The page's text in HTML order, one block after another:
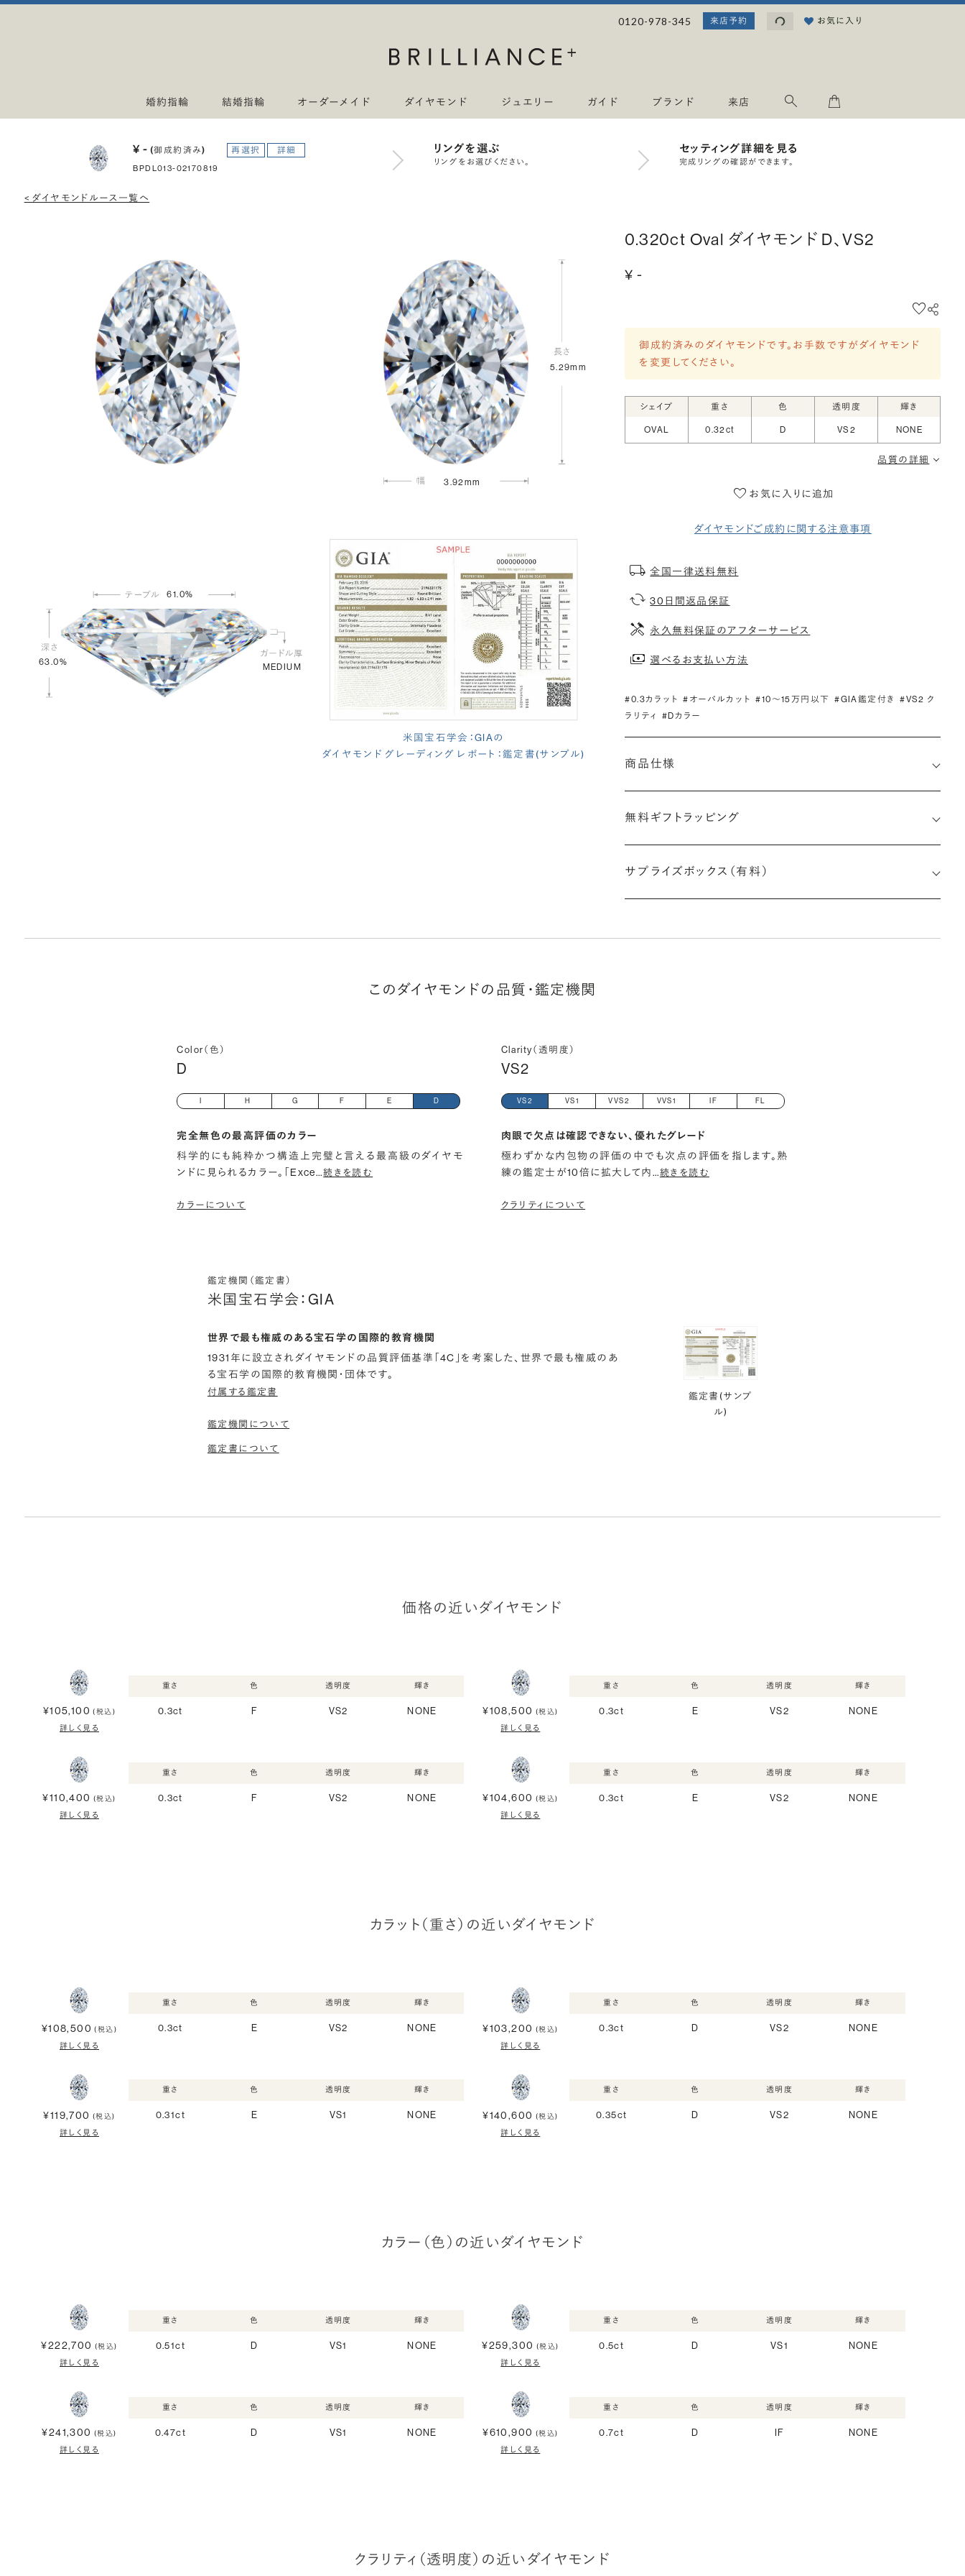
0120-978-345 来店予約 読み込み中...お気に入り
婚約指輪 結婚指輪 オーダーメイド ダイヤモンド ジュエリー ガイド ブランド 来店
¥ -(御成約済み) 再選択 詳細
BPDL013-02170819
リングを選ぶ
リングをお選びください。
セッティング詳細を見る
完成リングの確認ができます。
< ダイヤモンドルース一覧へ
5.29mm
3.92mm
63.0%
61.0%
MEDIUM
米国宝石学会：GIAの
ダイヤモンド グレーディング レポート：鑑定書(サンプル)
0.320ct Oval ダイヤモンド D、VS2
¥ -
御成約済みのダイヤモンドです。お手数ですがダイヤモンド
を変更してください。
シェイプ 重さ 色 透明度 輝き
OVAL 0.32ct D VS2 NONE
品質の詳細
お気に入りに追加
ダイヤモンドご成約に関する注意事項
全国一律送料無料
30日間返品保証
永久無料保証のアフターサービス
選べるお支払い方法
#0.3カラット #オーバルカット #10〜15万円以下 #GIA鑑定付き
#VS2 ク
ラリティ
#Dカラー
商品仕様
(長さx幅×深さ)
無料ギフトラッピング
サプライズボックス（有料）
このダイヤモンドの品質・鑑定機関
Color（色）
D
H G F E D
完全無色の最高評価のカラー
科学的にも純粋かつ構造上完璧と言える最高級のダイヤモ
ンドに見られるカラー。「Exce…続きを読む
カラーについて
Clarity（透明度）
VS2
VS2 VS1 VVS2 VVS1 IF FL
肉眼で欠点は確認できない、優れたグレード
極わずかな内包物の評価の中でも次点の評価を指します。熟
練の鑑定士が10倍に拡大して内…続きを読む
クラリティについて
鑑定機関（鑑定書）
米国宝石学会：GIA
世界で最も権威のある宝石学の国際的教育機関
1931年に設立されダイヤモンドの品質評価基準「4C」を考案した、世界で最も権威のあ
る宝石学の国際的教育機関・団体です。
付属する鑑定書
鑑定機関について
鑑定書について
鑑定書(サンプ
ル)
価格の近いダイヤモンド
¥105,100 (税込)
詳しく見る
重さ
0.3ct
色
F
透明度
VS2
輝き
NONE ¥108,500 (税込)
詳しく見る
重さ
0.3ct
色
E
透明度
VS2
輝き
NONE
¥110,400 (税込)
詳しく見る
重さ
0.3ct
色
F
透明度
VS2
輝き
NONE ¥104,600 (税込)
詳しく見る
重さ
0.3ct
色
E
透明度
VS2
輝き
NONE
カラット（重さ）の近いダイヤモンド
¥108,500 (税込)
詳しく見る
重さ
0.3ct
色
E
透明度
VS2
輝き
NONE ¥103,200 (税込)
詳しく見る
重さ
0.3ct
色
D
透明度
VS2
輝き
NONE
¥119,700 (税込)
詳しく見る
重さ
0.31ct
色
E
透明度
VS1
輝き
NONE ¥140,600 (税込)
詳しく見る
重さ
0.35ct
色
D
透明度
VS2
輝き
NONE
カラー（色）の近いダイヤモンド
¥222,700 (税込)
詳しく見る
重さ
0.51ct
色
D
透明度
VS1
輝き
NONE ¥259,300 (税込)
詳しく見る
重さ
0.5ct
色
D
透明度
VS1
輝き
NONE
¥241,300 (税込)
詳しく見る
重さ
0.47ct
色
D
透明度
VS1
輝き
NONE ¥610,900 (税込)
詳しく見る
重さ
0.7ct
色
D
透明度
IF
輝き
NONE
クラリティ（透明度）の近いダイヤモンド